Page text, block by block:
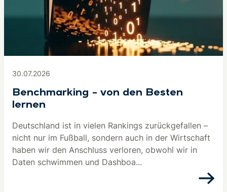
30.07.2026
Benchmarking – von den Besten
lernen
Deutschland ist in vielen Rankings zurückgefallen –
nicht nur im Fußball, sondern auch in der Wirtschaft
haben wir den Anschluss verloren, obwohl wir in
Daten schwimmen und Dashboa...